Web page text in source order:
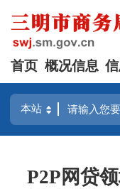
首页 概况信息
P2P网贷